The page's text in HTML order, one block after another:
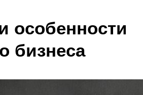
особенности
бизнеса